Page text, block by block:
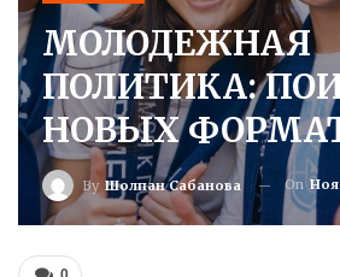
МОЛОДЕЖНАЯ
ПОЛИТИКА:
НОВЫХ
By Шолпан Сабанова On Ноя